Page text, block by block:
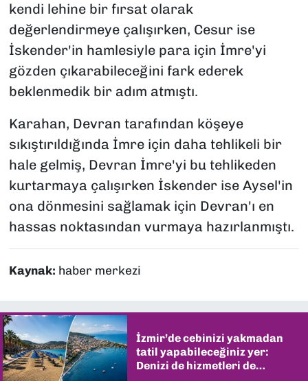
kendi lehine bir fırsat olarak
değerlendirmeye çalışırken, Cesur ise
İskender'in hamlesiyle para için İmre'yi
gözden çıkarabileceğini fark ederek
beklenmedik bir adım atmıştı.
Karahan, Devran tarafından köşeye
sıkıştırıldığında İmre için daha tehlikeli bir
hale gelmiş, Devran İmre'yi bu tehlikeden
kurtarmaya çalışırken İskender ise Aysel'in
ona dönmesini sağlamak için Devran'ı en
hassas noktasından vurmaya hazırlanmıştı.
Kaynak: haber merkezi
İzmir’de cebinizi yakmadan
tatil yapabileceğiniz yer:
Denizi de hizmetleri de